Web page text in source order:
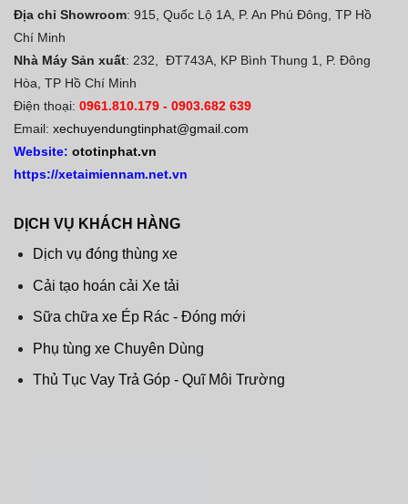
Địa chỉ Showroom: 915, Quốc Lộ 1A, P. An Phú Đông, TP Hồ
Chí Minh
Nhà Máy Sản xuất: 232, ĐT743A, KP Bình Thung 1, P. Đông
Hòa, TP Hồ Chí Minh
Điện thoại: 0961.810.179 - 0903.682 639
Email: xechuyendungtinphat@gmail.com
Website: ototinphat.vn
https://xetaimiennam.net.vn
DỊCH VỤ KHÁCH HÀNG
Dịch vụ đóng thùng xe
Cải tạo hoán cải Xe tải
Sữa chữa xe Ép Rác - Đóng mới
Phụ tùng xe Chuyên Dùng
Thủ Tục Vay Trả Góp - Quĩ Môi Trường